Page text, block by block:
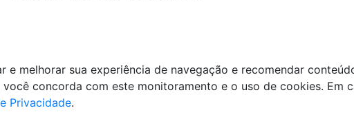
e melhorar sua experiência de navegação e recomendar
concorda com este monitoramento e o uso de cookies. Em
Privacidade.